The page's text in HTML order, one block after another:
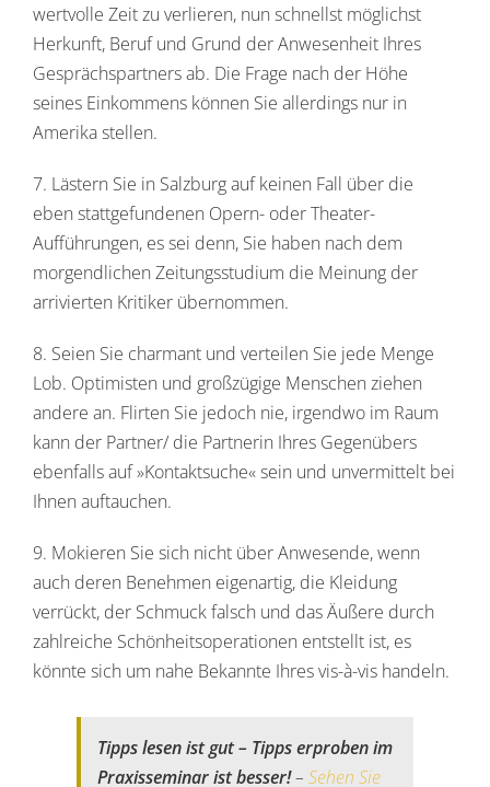
wertvolle Zeit zu verlieren, nun schnellst möglichst
Herkunft, Beruf und Grund der Anwesenheit Ihres
Gesprächspartners ab. Die Frage nach der Höhe
seines Einkommens können Sie allerdings nur in
Amerika stellen.
7. Lästern Sie in Salzburg auf keinen Fall über die
eben stattgefundenen Opern- oder Theater-
Aufführungen, es sei denn, Sie haben nach dem
morgendlichen Zeitungsstudium die Meinung der
arrivierten Kritiker übernommen.
8. Seien Sie charmant und verteilen Sie jede Menge
Lob. Optimisten und großzügige Menschen ziehen
andere an. Flirten Sie jedoch nie, irgendwo im Raum
kann der Partner/ die Partnerin Ihres Gegenübers
ebenfalls auf »Kontaktsuche« sein und unvermittelt bei
Ihnen auftauchen.
9. Mokieren Sie sich nicht über Anwesende, wenn
auch deren Benehmen eigenartig, die Kleidung
verrückt, der Schmuck falsch und das Äußere durch
zahlreiche Schönheitsoperationen entstellt ist, es
könnte sich um nahe Bekannte Ihres vis-à-vis handeln.
Tipps lesen ist gut – Tipps erproben im
Praxisseminar ist besser!– Sehen Sie